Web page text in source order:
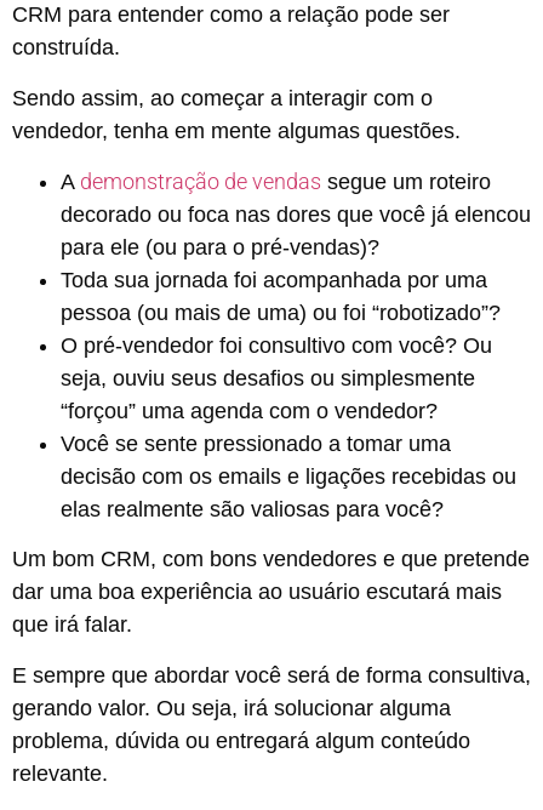
CRM para entender como a relação pode ser
construída.
Sendo assim, ao começar a interagir com o
vendedor, tenha em mente algumas questões.
A demonstração de vendas segue um roteiro
decorado ou foca nas dores que você já elencou
para ele (ou para o pré-vendas)?
Toda sua jornada foi acompanhada por uma
pessoa (ou mais de uma) ou foi “robotizado”?
O pré-vendedor foi consultivo com você? Ou
seja, ouviu seus desafios ou simplesmente
“forçou” uma agenda com o vendedor?
Você se sente pressionado a tomar uma
decisão com os emails e ligações recebidas ou
elas realmente são valiosas para você?
Um bom CRM, com bons vendedores e que pretende
dar uma boa experiência ao usuário escutará mais
que irá falar.
E sempre que abordar você será de forma consultiva,
gerando valor. Ou seja, irá solucionar alguma
problema, dúvida ou entregará algum conteúdo
relevante.